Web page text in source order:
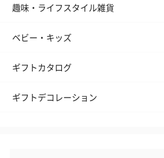
趣味・ライフスタイル雑貨
ベビー・キッズ
ギフトカタログ
ギフトデコレーション